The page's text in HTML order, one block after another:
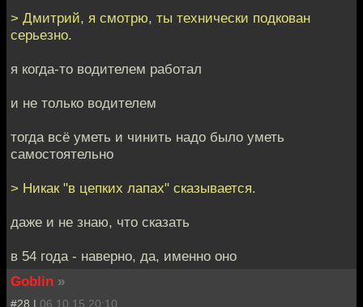
> Дмитрий, я смотрю, ты технически подкован
серьезно.
я когда-то водителем работал
и не только водителем
тогда всё уметь и чинить надо было уметь
самостоятельно
> Никак "в цепких лапах" сказывается.
даже и не знаю, что сказать
в 54 года - наверно, да, именно оно
Goblin »
#28 | 06.10.15 20:10